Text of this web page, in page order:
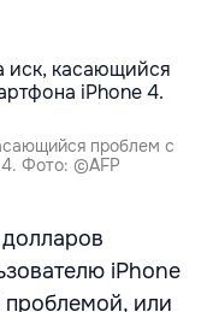
проблем с
Фото: ©AFP
iPhone
или